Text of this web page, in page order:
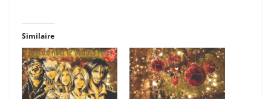
Similaire